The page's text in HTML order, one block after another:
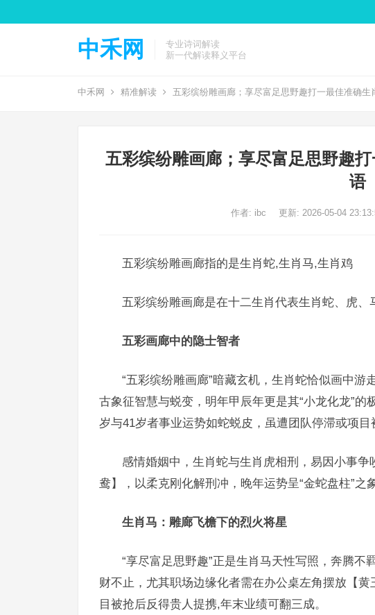
中禾网
专业诗词解读
新一代解读释义平台
中禾网 精准解读 五彩缤纷雕画廊；享尽富足思野趣打一最佳准确生
五彩缤纷雕画廊；享尽富足思野趣
语
作者: ibc 更新: 2026-05-04
五彩缤纷雕画廊指的是生肖蛇,生肖马,生肖鸡
五彩缤纷雕画廊是在十二生肖代表生肖蛇、虎、
五彩画廊中的隐士智者
“五彩缤纷雕画廊”暗藏玄机，生肖蛇恰似画中
古象征智慧与蜕变，明年甲辰年更是其“小龙化龙”
岁与41岁者事业运势如蛇蜕皮，虽遭团队停滞或项目
感情婚姻中，生肖蛇与生肖虎相刑，易因小事
鸯】，以柔克刚化解刑冲，晚年运势呈“金蛇盘柱”之
生肖马：雕廊飞檐下的烈火将星
“享尽富足思野趣”正是生肖马天性写照，奔腾不
财不止，尤其职场边缘化者需在办公桌左角摆放【
目被抢后反得贵人提携,年末业绩可翻三成。